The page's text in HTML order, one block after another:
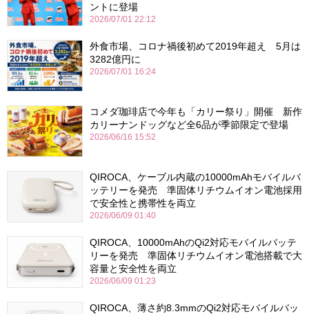
ントに登場
2026/07/01 22:12
外食市場、コロナ禍後初めて2019年超え 5月は
3282億円に
2026/07/01 16:24
コメダ珈琲店で今年も「カリー祭り」開催 新作
カリーナンドッグなど全6品が季節限定で登場
2026/06/16 15:52
QIROCA、ケーブル内蔵の10000mAhモバイルバ
ッテリーを発売 準固体リチウムイオン電池採用
で安全性と携帯性を両立
2026/06/09 01:40
QIROCA、10000mAhのQi2対応モバイルバッテ
リーを発売 準固体リチウムイオン電池搭載で大
容量と安全性を両立
2026/06/09 01:23
QIROCA、薄さ約8.3mmのQi2対応モバイルバッ